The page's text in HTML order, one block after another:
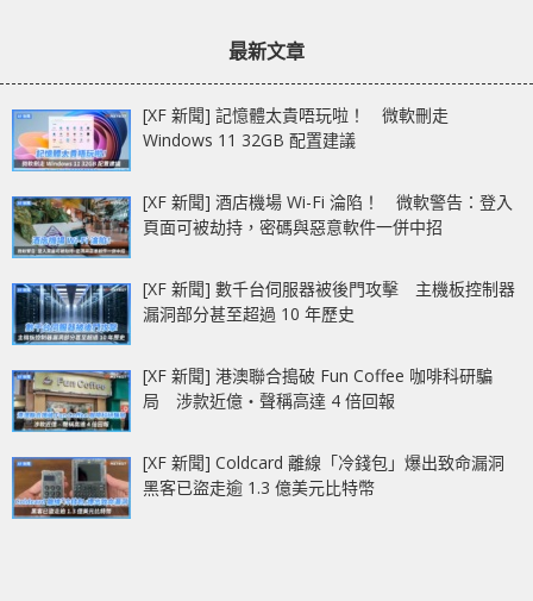
最新文章
[XF 新聞] 記憶體太貴唔玩啦！ 微軟刪走
Windows 11 32GB 配置建議
[XF 新聞] 酒店機場 Wi-Fi 淪陷！ 微軟警告：登入
頁面可被劫持，密碼與惡意軟件一併中招
[XF 新聞] 數千台伺服器被後門攻擊 主機板控制器
漏洞部分甚至超過 10 年歷史
[XF 新聞] 港澳聯合搗破 Fun Coffee 咖啡科研騙
局 涉款近億‧聲稱高達 4 倍回報
[XF 新聞] Coldcard 離線「冷錢包」爆出致命漏洞
黑客已盜走逾 1.3 億美元比特幣